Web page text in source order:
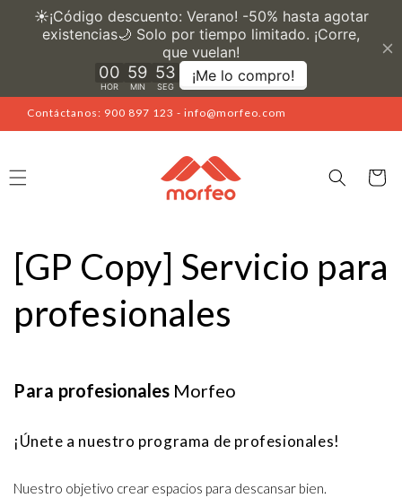
directamente
al contenido
Contáctanos: 900 897 123 - info@morfeo.com
Carrito
[GP Copy] Servicio para
profesionales
Para profesionales Morfeo
¡Únete a nuestro programa de profesionales!
Nuestro objetivo crear espacios para descansar bien.